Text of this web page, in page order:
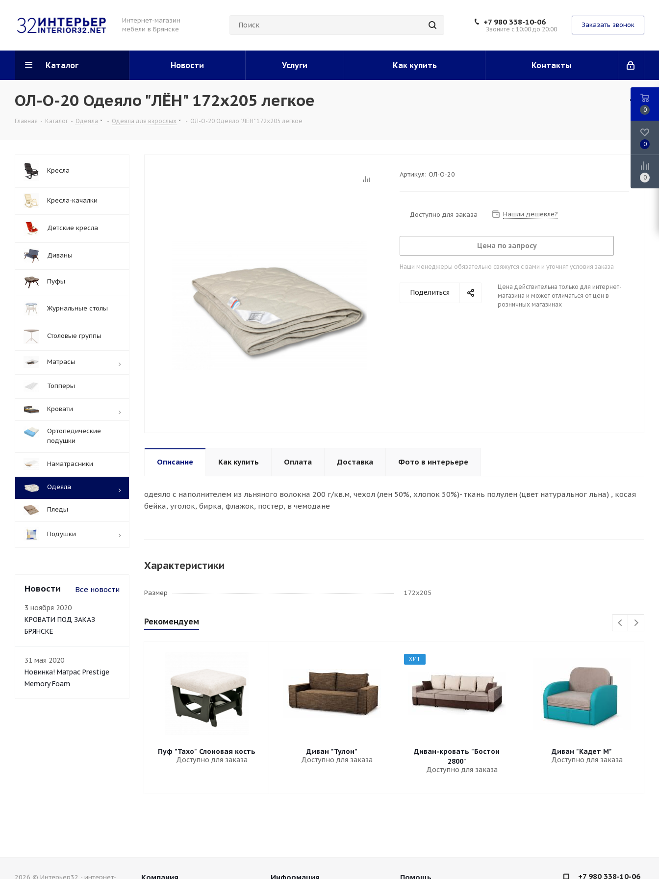
Интернет-магазин
мебели в Брянске
+7 980 338-10-06
Звоните с 10:00 до 20:00
Заказать звонок
Каталог Новости Услуги Как купить Контакты
ОЛ-О-20 Одеяло "ЛЁН" 172х205 легкое
Главная - Каталог - Одеяла - Одеяла для взрослых - ОЛ-О-20 Одеяло "ЛЁН" 172х205 легкое
Артикул: ОЛ-О-20
Доступно для заказа Нашли дешевле?
Цена по запросу
Наши менеджеры обязательно свяжутся с вами и уточнят условия заказа
Поделиться
Цена действительна только для интернет-
магазина и может отличаться от цен в
розничных магазинах
Описание Как купить Оплата Доставка Фото в интерьере
одеяло с наполнителем из льняного волокна 200 г/кв.м, чехол (лен 50%, хлопок 50%)- ткань полулен (цвет натуральног льна) , косая
бейка, уголок, бирка, флажок, постер, в чемодане
Характеристики
Размер 172х205
Рекомендуем
Пуф "Тахо" Слоновая кость
Доступно для заказа
Диван "Тулон"
Доступно для заказа
ХИТ
Диван-кровать "Бостон
2800"
Доступно для заказа
Диван "Кадет М"
Доступно для заказа
Кресла
Кресла-качалки
Детские кресла
Диваны
Пуфы
Журнальные столы
Столовые группы
Матрасы
Топперы
Кровати
Ортопедические
подушки
Наматрасники
Одеяла
Пледы
Подушки
Новости Все новости
3 ноября 2020
КРОВАТИ ПОД ЗАКАЗ
БРЯНСКЕ
31 мая 2020
Новинка! Матрас Prestige
Memory Foam
2026 © Интерьер32 - интернет- +7 980 338-10-06
0
0
0